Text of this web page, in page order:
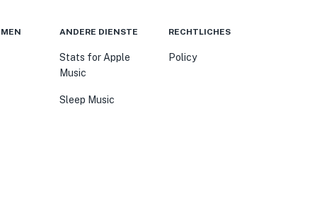
ANDERE DIENSTE
Stats for Apple
Music
Sleep Music
RECHTLICHES
Policy